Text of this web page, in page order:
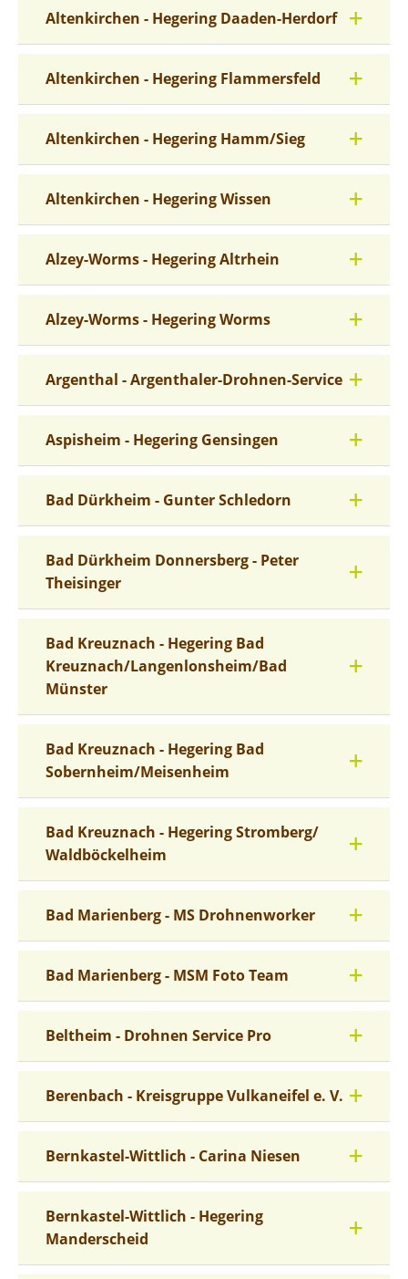
Altenkirchen - Hegering Daaden-Herdorf
Altenkirchen - Hegering Flammersfeld
Altenkirchen - Hegering Hamm/Sieg
Altenkirchen - Hegering Wissen
Alzey-Worms - Hegering Altrhein
Alzey-Worms - Hegering Worms
Argenthal - Argenthaler-Drohnen-Service
Aspisheim - Hegering Gensingen
Bad Dürkheim - Gunter Schledorn
Bad Dürkheim Donnersberg - Peter
Theisinger
Bad Kreuznach - Hegering Bad
Kreuznach/Langenlonsheim/Bad
Münster
Bad Kreuznach - Hegering Bad
Sobernheim/Meisenheim
Bad Kreuznach - Hegering Stromberg/
Waldböckelheim
Bad Marienberg - MS Drohnenworker
Bad Marienberg - MSM Foto Team
Beltheim - Drohnen Service Pro
Berenbach - Kreisgruppe Vulkaneifel e. V.
Bernkastel-Wittlich - Carina Niesen
Bernkastel-Wittlich - Hegering
Manderscheid